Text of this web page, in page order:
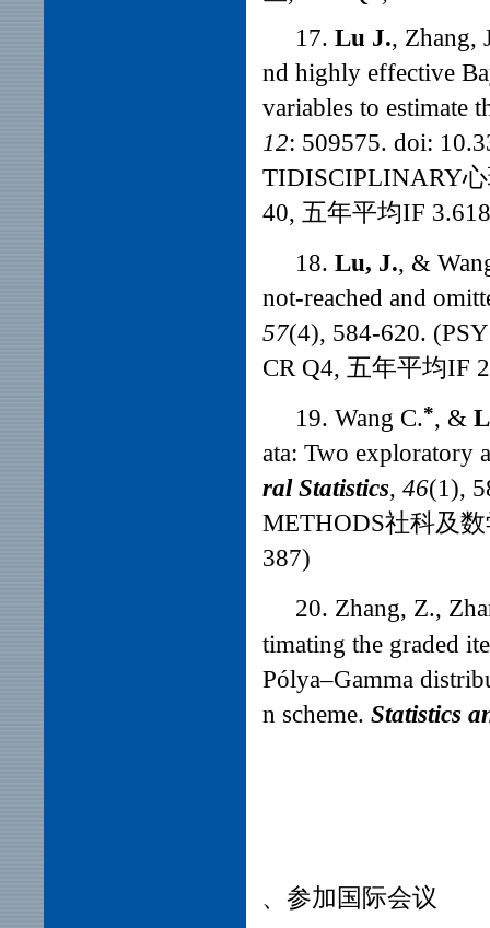
17. Lu J., Zhang,
nd highly effective
variables to estimate
12: 509575. doi:
TIDISCIPLINARY
40, 五年平均IF
18. Lu, J., &
not-reached and
57(4), 584-620.
CR Q4, 五年平均IF
19. Wang C.*, &
ata: Two exploratory
ral Statistics, 46(1),
METHODS社科及
387)
20. Zhang, Z.,
timating the graded
Pólya–Gamma
n scheme. Statistics
三、 参加国际会议